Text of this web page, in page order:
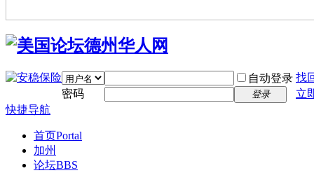
自动登录 找
密码
登录
立
快捷导航
首页Portal
加州
论坛BBS